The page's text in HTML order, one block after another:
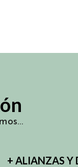
+ ALIANZAS Y